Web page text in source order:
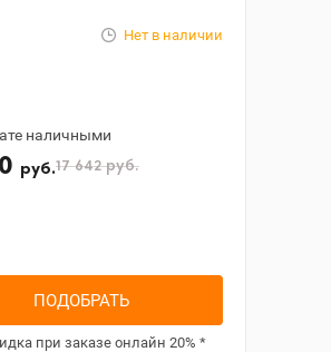
Нет в наличии
наличными
руб.17 642руб.
ПОДОБРАТЬ
при заказе онлайн 20% *